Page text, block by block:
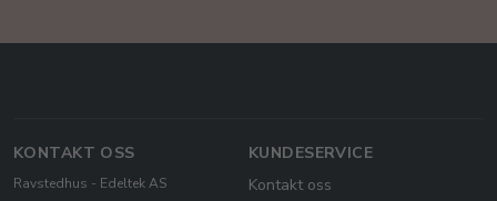
KONTAKT OSS
Ravstedhus - Edeltek AS
KUNDESERVICE
Kontakt oss